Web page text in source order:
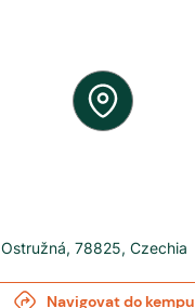
Ostružná, 78825, Czechia
Navigovat do kempu